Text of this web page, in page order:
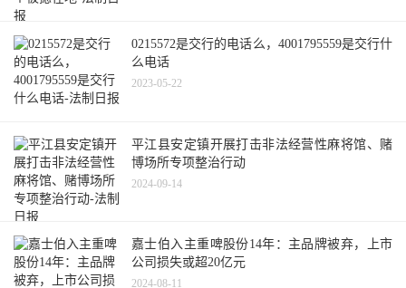
0215572是交行的电话么，4001795559是交行什
么电话
2023-05-22
平江县安定镇开展打击非法经营性麻将馆、赌
博场所专项整治行动
2024-09-14
嘉士伯入主重啤股份14年：主品牌被弃，上市
公司损失或超20亿元
2024-08-11